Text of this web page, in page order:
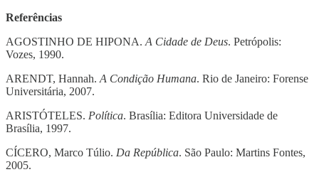
Referências
AGOSTINHO DE HIPONA. A Cidade de Deus. Petrópolis:
Vozes, 1990.
ARENDT, Hannah. A Condição Humana. Rio de Janeiro: Forense
Universitária, 2007.
ARISTÓTELES. Política. Brasília: Editora Universidade de
Brasília, 1997.
CÍCERO, Marco Túlio. Da República. São Paulo: Martins Fontes,
2005.